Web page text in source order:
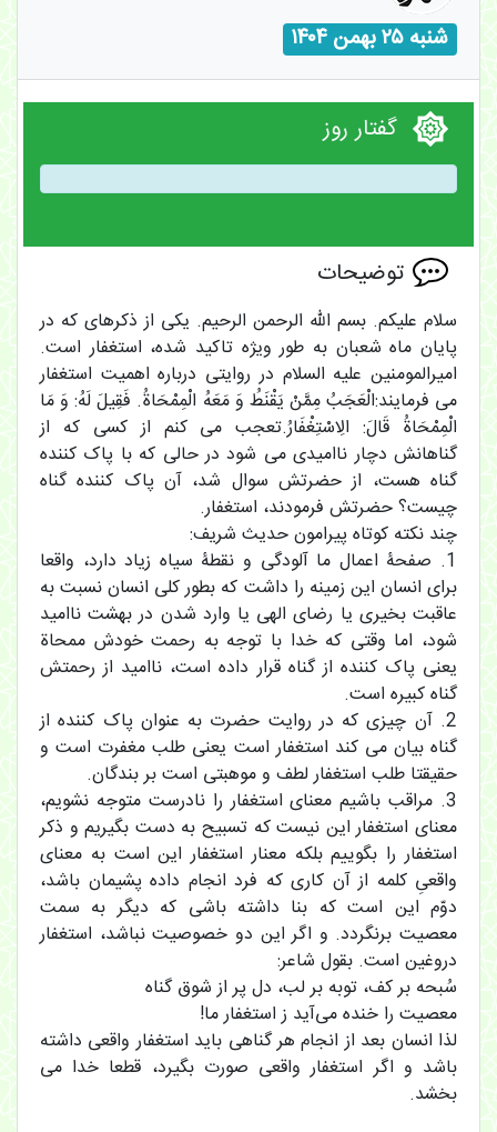
شنبه ۲۵ بهمن ۱۴۰۴
گفتار روز
توضیحات
سلام علیکم. بسم الله الرحمن الرحیم. یکی از ذکرهای که در
پایان ماه شعبان به طور ویژه تاکید شده، استغفار است.
امیرالمومنین علیه السلام در روایتی درباره اهمیت استغفار
می فرمایند:الْعَجَبُ مِمَّنْ یَقْنَطُ وَ مَعَهُ الْمِمْحَاةُ. فَقِیلَ لَهُ: وَ مَا
الْمِمْحَاةُ قَالَ: الِاسْتِغْفَارُ.تعجب می کنم از کسی که از
گناهانش دچار ناامیدی می شود در حالی که با پاک کننده
گناه هست، از حضرتش سوال شد، آن پاک کننده گناه
چیست؟ حضرتش فرمودند، استغفار.
چند نکته کوتاه پیرامون حدیث شریف:
1. صفحۀ اعمال ما آلودگی و نقطۀ سیاه زیاد دارد، واقعا
برای انسان این زمینه را داشت که بطور کلی انسان نسبت به
عاقبت بخیری یا رضای الهی یا وارد شدن در بهشت ناامید
شود، اما وقتی که خدا با توجه به رحمت خودش ممحاة
یعنی پاک کننده از گناه قرار داده است، ناامید از رحمتش
گناه کبیره است.
2. آن چیزی که در روایت حضرت به عنوان پاک کننده از
گناه بیان می کند استغفار است یعنی طلب مغفرت است و
حقیقتا طلب استغفار لطف و موهبتی است بر بندگان.
3. مراقب باشیم معنای استغفار را نادرست متوجه نشویم،
معنای استغفار این نیست که تسبیح به دست بگیریم و ذکر
استغفار را بگوییم بلکه معنار استغفار این است به معنای
واقعیِ کلمه از آن کاری که فرد انجام داده پشیمان باشد،
دوّم این است که بنا داشته باشی که دیگر به سمت
معصیت برنگردد. و اگر این دو خصوصیت نباشد، استغفار
دروغین است. بقول شاعر:
سُبحه بر کف، توبه بر لب، دل پر از شوق گناه
معصیت را خنده می‌آید ز استغفار ما!
لذا انسان بعد از انجام هر گناهی باید استغفار واقعی داشته
باشد و اگر استغفار واقعی صورت بگیرد، قطعا خدا می
بخشد.